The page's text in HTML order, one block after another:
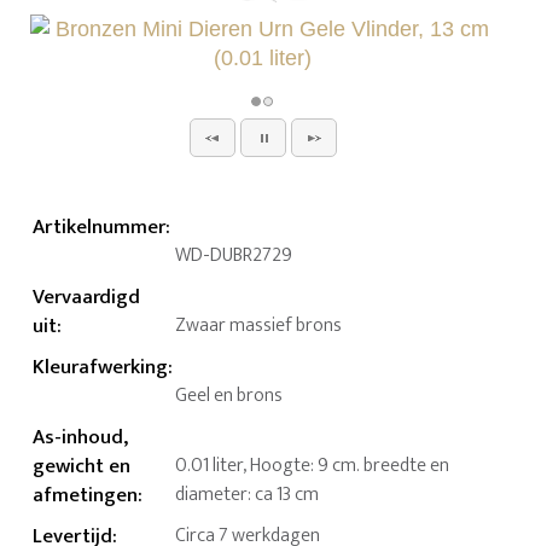
Artikelnummer:
WD-DUBR2729
Vervaardigd
uit: Zwaar massief brons
Kleurafwerking:
Geel en brons
As-inhoud,
gewicht en
afmetingen:
0.01 liter, Hoogte: 9 cm. breedte en
diameter: ca 13 cm
Levertijd: Circa 7 werkdagen